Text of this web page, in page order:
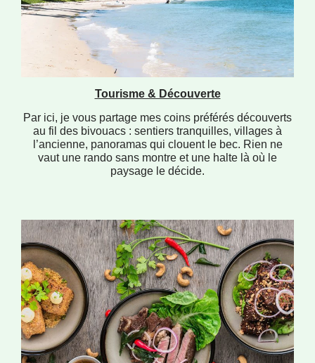
Tourisme & Découverte
Par ici, je vous partage mes coins préférés découverts
au fil des bivouacs : sentiers tranquilles, villages à
l’ancienne, panoramas qui clouent le bec. Rien ne
vaut une rando sans montre et une halte là où le
paysage le décide.